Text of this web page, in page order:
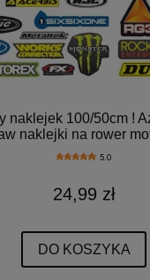
naklejek 100/50cm !
naklejki na rower
5.0
24,99 zł
DO KOSZYKA